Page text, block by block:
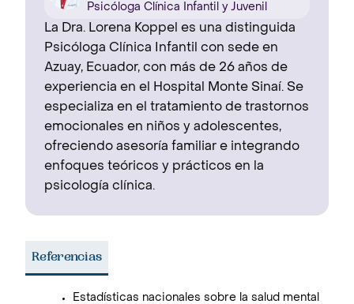
Psicóloga Clínica Infantil y Juvenil
La Dra. Lorena Koppel es una distinguida
Psicóloga Clínica Infantil con sede en
Azuay, Ecuador, con más de 26 años de
experiencia en el Hospital Monte Sinaí. Se
especializa en el tratamiento de trastornos
emocionales en niños y adolescentes,
ofreciendo asesoría familiar e integrando
enfoques teóricos y prácticos en la
psicología clínica.
Referencias
Estadísticas nacionales sobre la salud mental